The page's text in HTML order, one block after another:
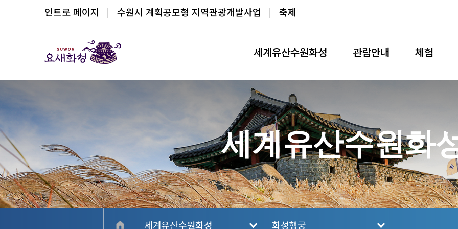
인트로 페이지 | 수원시 계획공모형 지역관광개발사업 | 축제
세계유산수원화성 관람안내 체험
세계유산수원화
세계유산수원화성 화성행궁